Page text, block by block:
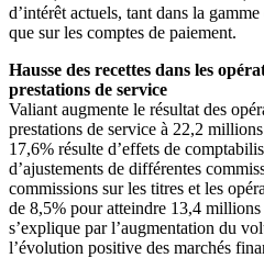
d’intérêt actuels, tant dans la
que sur les comptes de paiement.
Hausse des recettes dans les
prestations de service
Valiant augmente le résultat des
prestations de service à 22,2
17,6% résulte d’effets de
d’ajustements de différentes
commissions sur les titres et les
de 8,5% pour atteindre 13,4
s’explique par l’augmentation du
l’évolution positive des marchés